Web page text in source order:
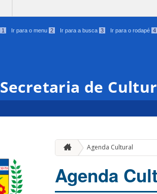
1 Ir para o menu 2 Ir para a busca 3 Ir para o rodapé 4
Secretaria de
Agenda Cultural
Agenda